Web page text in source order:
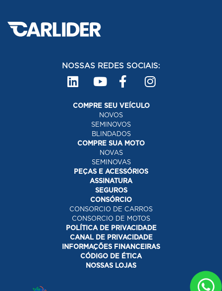
NOSSAS REDES SOCIAIS:
COMPRE SEU VEÍCULO
NOVOS
SEMINOVOS
BLINDADOS
COMPRE SUA MOTO
NOVAS
SEMINOVAS
PEÇAS E ACESSÓRIOS
ASSINATURA
SEGUROS
CONSÓRCIO
CONSORCIO DE CARROS
CONSORCIO DE MOTOS
POLÍTICA DE PRIVACIDADE
CANAL DE PRIVACIDADE
INFORMAÇÕES FINANCEIRAS
CÓDIGO DE ÉTICA
NOSSAS LOJAS